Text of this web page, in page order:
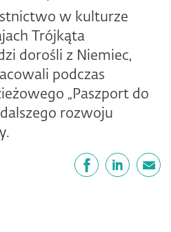
w kulturze
Trójkąta
dorośli z Niemiec,
podczas
„Paszport do
rozwoju